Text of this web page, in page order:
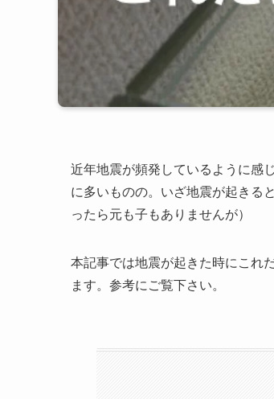
近年地震が頻発しているように感
に多いものの。いざ地震が起きる
ったら元も子もありませんが）
本記事では地震が起きた時にこれ
ます。参考にご覧下さい。